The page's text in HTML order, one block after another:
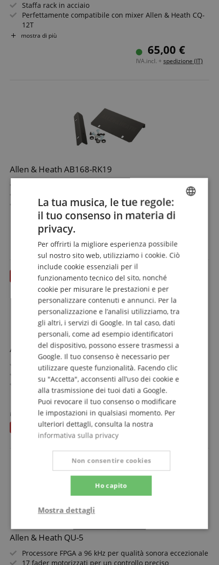
Staffa rack in acciaio
Perfettamente compatibile con mixer Allen & Heath CQ-
12T
Colore: nero
mostra di più
65,00 €
IVA.incl. + spedizione (IT)
Allen & Heath AB168-RK19
Con set di montaggio
Modello: AB168-RK19
Colore: Nero
mostra di più
IVA.incl. +spedizione (IT)
fino 31.08.2026
Allen & Heath QU-6
Processore FPGA a 96 kHz per qualità sonora eccezionale
25 fader motorizzati per un controllo preciso
24 prese combinate XLR/TRS per ingressi flessibili
16 uscite XLR più 4 uscite matrix
Schermo touch da 7" per un'interfaccia intuitiva
Interfaccia audio USB-C 32x32 e registrazione
multitraccia su SD
mostra di più
2.445,00 €
IVA.incl. +
invece che in precedenza2.519 €
risparmia74,00 €
Allen & Heath QU-5
Processore FPGA a 96 kHz per qualità sonora eccezionale
17 fader motorizzati per un controllo preciso
ENGLISH
ITALIAN
SPANISH
La tua musica, le tue regole:
il tuo consenso in materia di
privacy.
Per offrirti la migliore esperienza possibile
sul nostro sito web, utilizziamo i cookie. Ciò
include cookie essenziali per il
funzionamento tecnico del sito, nonché
cookie per misurare le prestazioni e per
personalizzare contenuti e annunci. Per la
personalizzazione e l’analisi utilizziamo, tra
gli altri, i servizi di Google. In tal caso, dati
personali, come ad esempio identificatori
del dispositivo, possono essere trasmessi a
Google. Il tuo consenso è necessario per
utilizzare queste funzionalità. Facendo clic
su "Accetta", acconsenti all’uso dei cookie e
alla trasmissione dei tuoi dati a Google.
Puoi revocare il tuo consenso o modificare
le impostazioni in qualsiasi momento. Per
ulteriori dettagli, consulta la nostra
informativa sulla privacy
Ho capito
Non consentire cookies
Mostra dettagli
Strettamente
necessario
Prestazione